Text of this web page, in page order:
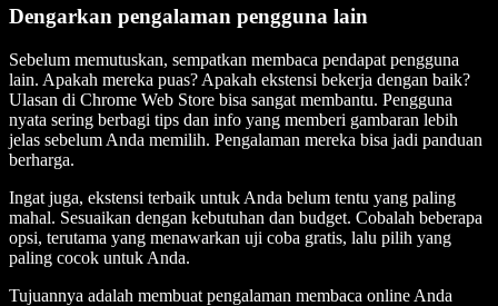
Dengarkan pengalaman pengguna lain
Sebelum memutuskan, sempatkan membaca pendapat pengguna
lain. Apakah mereka puas? Apakah ekstensi bekerja dengan baik?
Ulasan di Chrome Web Store bisa sangat membantu. Pengguna
nyata sering berbagi tips dan info yang memberi gambaran lebih
jelas sebelum Anda memilih. Pengalaman mereka bisa jadi panduan
berharga.
Ingat juga, ekstensi terbaik untuk Anda belum tentu yang paling
mahal. Sesuaikan dengan kebutuhan dan budget. Cobalah beberapa
opsi, terutama yang menawarkan uji coba gratis, lalu pilih yang
paling cocok untuk Anda.
Tujuannya adalah membuat pengalaman membaca online Anda